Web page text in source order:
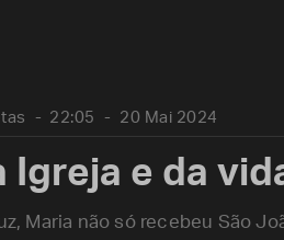
22:05 20 Mai 2024
Igreja e da
Maria não só recebeu São